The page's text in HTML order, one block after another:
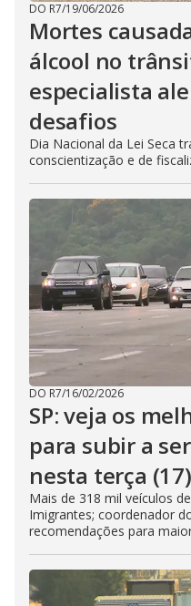
DO R7/19/06/2026
Mortes
álcool no
especialista
desafios
Dia Nacional da Lei Seca
conscientização e de
DO R7/16/02/2026
SP: veja os
para subir a
nesta terça (17)
Mais de 318 mil veículos
Imigrantes; coordenador
recomendações para